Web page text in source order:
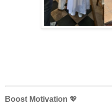
Boost Motivation 💖